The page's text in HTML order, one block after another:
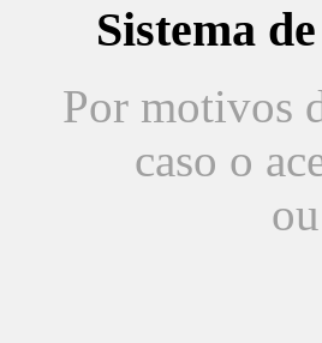
Sistema
Por motivos
caso o